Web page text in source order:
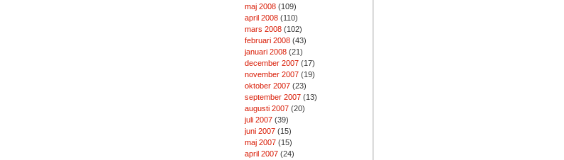
maj 2008(109)
april 2008(110)
mars 2008(102)
februari 2008(43)
januari 2008(21)
december 2007(17)
november 2007(19)
oktober 2007(23)
september 2007(13)
augusti 2007(20)
juli 2007(39)
juni 2007(15)
maj 2007(15)
april 2007(24)